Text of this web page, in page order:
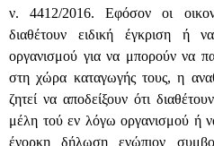
ν. 4412/2016. Εφόσον οι
διαθέτουν ειδική έγκριση ή
οργανισμού για να μπορούν να
στη χώρα καταγωγής τους, η
ζητεί να αποδείξουν ότι
μέλη τού εν λόγω οργανισμού ή
ένορκη δήλωση ενώπιον